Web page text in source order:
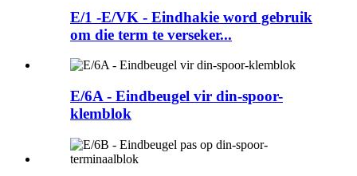
E/1 -E/VK - Eindhakie word gebruik
om die term te verseker...
E/6A - Eindbeugel vir din-spoor-
klemblok